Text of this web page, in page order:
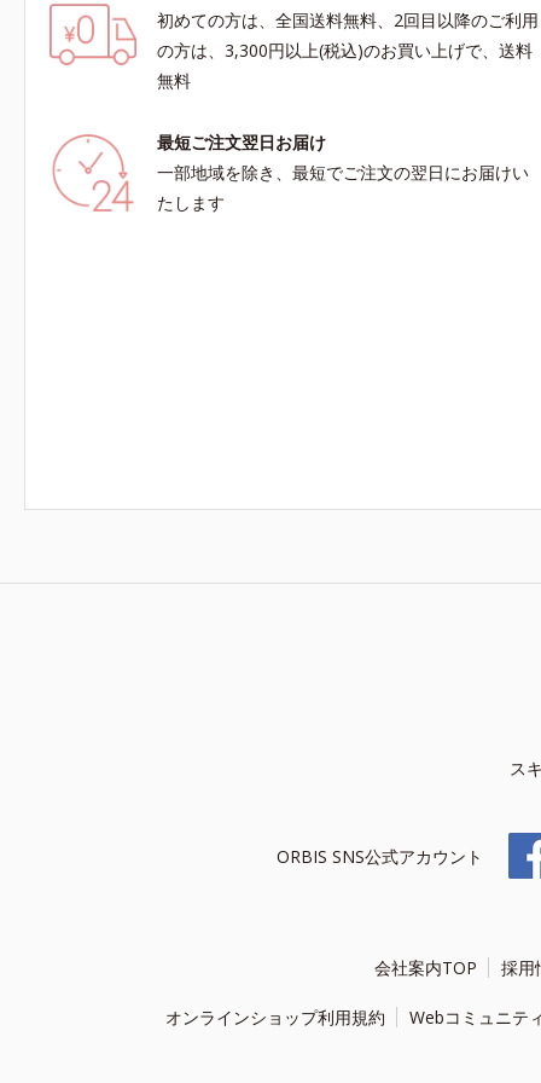
初めての方は、全国送料無料、2回目以降のご利用
の方は、3,300円以上(税込)のお買い上げで、送料
無料
最短ご注文翌日お届け
一部地域を除き、最短でご注文の翌日にお届けい
たします
ス
ORBIS SNS公式アカウント
会社案内TOP 採用
オンラインショップ利用規約 Webコミュニテ